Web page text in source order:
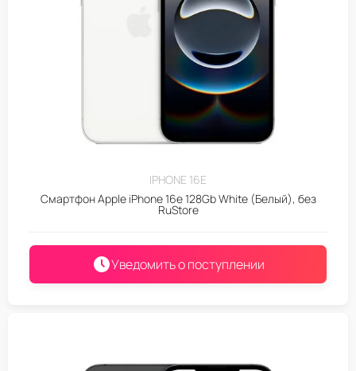
IPHONE 16E
Смартфон Apple iPhone 16e 128Gb White (Белый), без
RuStore
Уведомить о поступлении